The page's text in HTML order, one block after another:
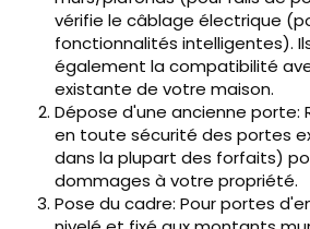
vérifie le câblage électrique
fonctionnalités intelligentes).
également la compatibilité
existante de votre maison.
Dépose d'une ancienne porte:
en toute sécurité des portes
dans la plupart des forfaits)
dommages à votre propriété.
Pose du cadre: Pour portes